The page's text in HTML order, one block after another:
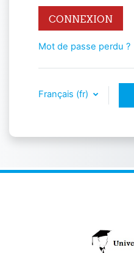
CONNEXION
Mot de passe perdu ?
Français ‎(fr)‎